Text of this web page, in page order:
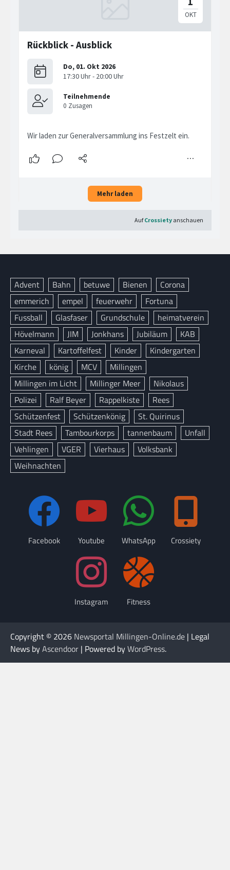
Advent Bahn betuwe Bienen
Corona
emmerich
empel feuerwehr
Fortuna
Fussball
Glasfaser Grundschule
heimatverein
Hövelmann
JIM Jonkhans Jubiläum
KAB
Karneval
Kartoffelfest Kinder
Kindergarten
Kirche
könig MCV
Millingen
Millingen im Licht
Millinger Meer
Nikolaus
Polizei
Ralf Beyer Rappelkiste
Rees
Schützenfest
Schützenkönig
St. Quirinus
Stadt Rees
Tambourkorps tannenbaum
Unfall
Vehlingen
VGER Vierhaus
Volksbank
Weihnachten
Facebook Youtube WhatsApp Crossiety
Instagram Fitness
Copyright © 2026 Newsportal Millingen-Online.de | Legal
News byAscendoor | Powered byWordPress.